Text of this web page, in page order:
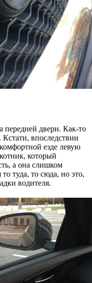
передней двери. Как-то
впоследствии
езде левую
который
а она слишком
туда, то сюда, но это,
водителя.